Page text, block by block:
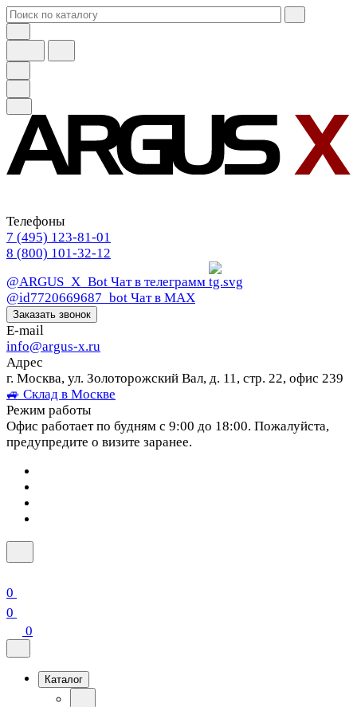
Телефоны
7 (495) 123-81-01
8 (800) 101-32-12
@ARGUS_X_Bot Чат в телеграмм
@id7720669687_bot Чат в МАХ
Заказать звонок
E-mail
info@argus-x.ru
Адрес
г. Москва, ул. Золоторожский Вал, д. 11, стр. 22, офис 239
🚙 Склад в Москве
Режим работы
Офис работает по будням с 9:00 до 18:00. Пожалуйста,
предупредите о визите заранее.
0
0
0
Каталог